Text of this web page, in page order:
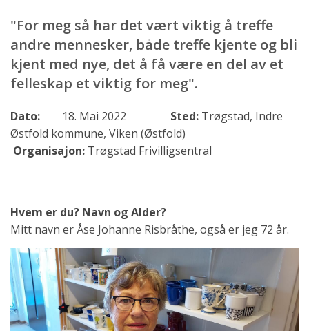
"For meg så har det vært viktig å treffe
andre mennesker, både treffe kjente og bli
kjent med nye, det å få være en del av et
felleskap et viktig for meg".
Dato: 18. Mai 2022 Sted: Trøgstad, Indre
Østfold kommune, Viken (Østfold)
Organisajon: Trøgstad Frivilligsentral
Hvem er du? Navn og Alder?
Mitt navn er Åse Johanne Risbråthe, også er jeg 72 år.